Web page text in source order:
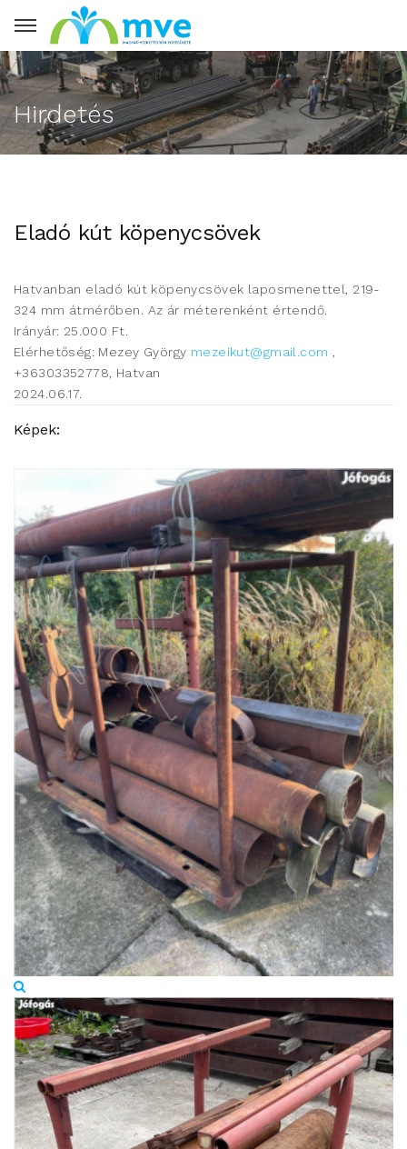
Hirdetés
Eladó kút köpenycsövek
Hatvanban eladó kút köpenycsövek laposmenettel, 219-
324 mm átmérőben. Az ár méterenként értendő.
Irányár: 25.000 Ft.
Elérhetőség: Mezey György mezeikut@gmail.com
+36303352778, Hatvan
2024.06.17.
Képek: